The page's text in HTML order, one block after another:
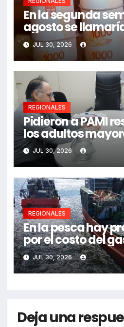
En la segunda
agosto se
JUL 30, 2026
REGIONALES
Pidieron a PAMI
los adultos
JUL 30, 2026
REGIONALES
En la pesca hay
por el costo del
JUL 30, 2026
Deja una